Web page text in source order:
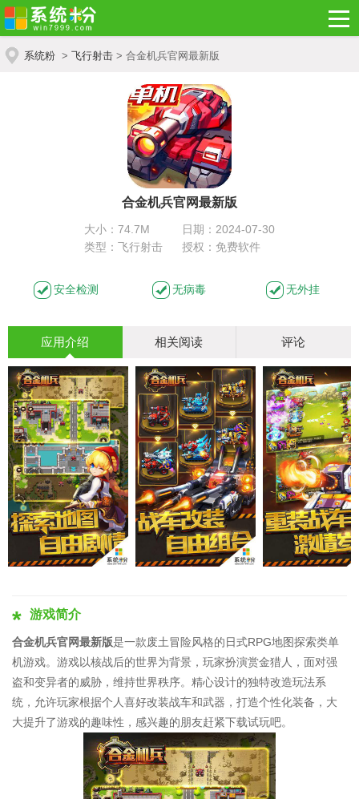
系统粉 > 飞行射击 > 合金机兵官网最新版
合金机兵官网最新版
大小：74.7M
类型：飞行射击
日期：2024-07-30
授权：免费软件
安全检测 无病毒 无外挂
应用介绍 相关阅读 评论
游戏简介
合金机兵官网最新版是一款废土冒险风格的日式RPG地图探索类单
机游戏。游戏以核战后的世界为背景，玩家扮演赏金猎人，面对强
盗和变异者的威胁，维持世界秩序。精心设计的独特改造玩法系
统，允许玩家根据个人喜好改装战车和武器，打造个性化装备，大
大提升了游戏的趣味性，感兴趣的朋友赶紧下载试玩吧。